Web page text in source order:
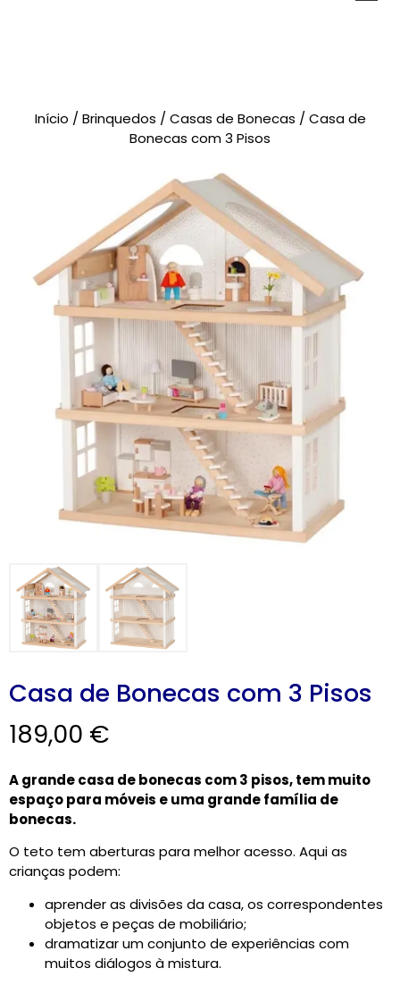
Formação
Catálogos
Início / Brinquedos / Casas de Bonecas / Casa de
Bonecas com 3 Pisos
Casa de Bonecas com 3 Pisos
189,00 €
A grande casa de bonecas com 3 pisos, tem muito
espaço para móveis e uma grande família de
bonecas.
O teto tem aberturas para melhor acesso. Aqui as
crianças podem:
aprender as divisões da casa, os correspondentes
objetos e peças de mobiliário;
dramatizar um conjunto de experiências com
muitos diálogos à mistura.